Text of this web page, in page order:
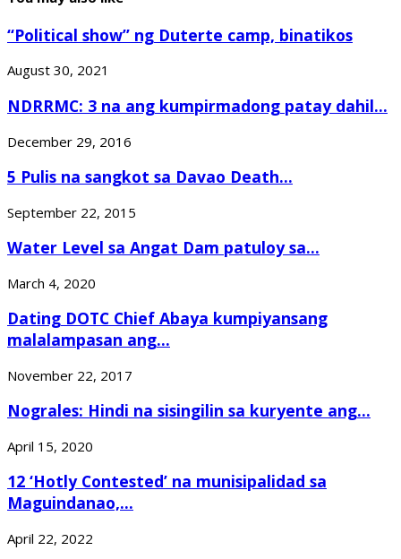
“Political show” ng Duterte camp, binatikos
August 30, 2021
NDRRMC: 3 na ang kumpirmadong patay dahil...
December 29, 2016
5 Pulis na sangkot sa Davao Death...
September 22, 2015
Water Level sa Angat Dam patuloy sa...
March 4, 2020
Dating DOTC Chief Abaya kumpiyansang
malalampasan ang...
November 22, 2017
Nograles: Hindi na sisingilin sa kuryente ang...
April 15, 2020
12 ‘Hotly Contested’ na munisipalidad sa
Maguindanao,...
April 22, 2022